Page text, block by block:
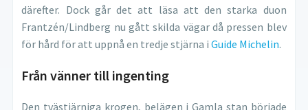
därefter. Dock går det att läsa att den starka duon
Frantzén/Lindberg nu gått skilda vägar då pressen blev
för hård för att uppnå en tredje stjärna iGuide Michelin.
Från vänner till ingenting
Den tvästjärniga krogen, belägen i Gamla stan började